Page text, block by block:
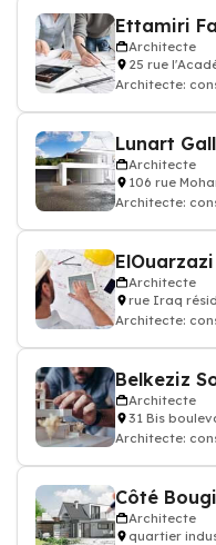
Ettamiri
Architecte
25 rue
Architecte:
Lunart
Architecte
106 rue
Architecte:
Architecte
rue Iraq
Architecte:
Belkeziz
Architecte
31 Bis
Architecte:
Côté
Architecte
quartier